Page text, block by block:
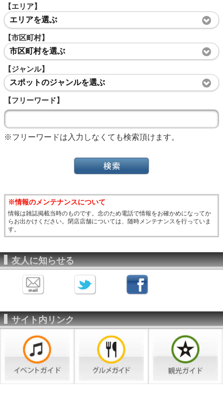
【エリア】
エリアを選ぶ
【市区町村】
市区町村を選ぶ
【ジャンル】
スポットのジャンルを選ぶ
【フリーワード】
※フリーワードは入力しなくても検索頂けます。
※情報のメンテナンスについて
情報は雑誌掲載当時のものです。念のため電話で情報をお確かめになってか
らお出かけください。閉店店舗については、随時メンテナンスを行っていま
す。
友人に知らせる
サイト内リンク